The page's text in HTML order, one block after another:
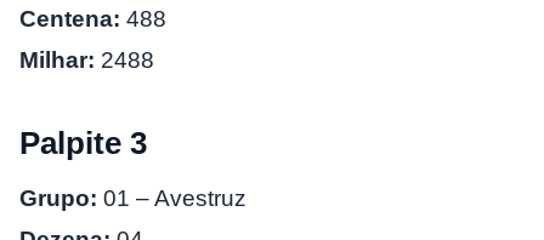
Centena: 488
Milhar: 2488
Palpite 3
Grupo: 01 – Avestruz